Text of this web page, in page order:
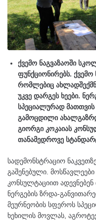
ქვემო ნაგვაზაოში
ფუნქციონირებს. ქვემო
რომლებიც
უკვე დარგეს ხეები.
სპეციალურად
გამოცდილი
გიორგი კოკაიას
თანამედროვე
სადემონსტრაციო
გაშენებული.
კონსულტაციით
ნერგების ზრდა-
მეურნეობის სფეროს
ხეხილის მოვლას,